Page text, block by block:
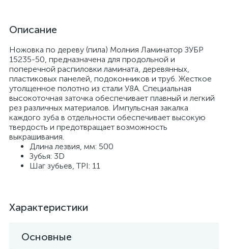
Описание
Ножовка по дереву (пила) Молния Ламинатор ЗУБР
15235-50, предназначена для продольной и
поперечной распиловки ламината, деревянных,
пластиковых панелей, подоконников и труб. Жесткое
утолщенное полотно из стали У8А. Специальная
высокоточная заточка обеспечивает плавный и легкий
рез различных материалов. Импульсная закалка
каждого зуба в отдельности обеспечивает высокую
твердость и предотвращает возможность
выкрашивания.
Длина лезвия, мм: 500
Зубья: 3D
Шаг зубьев, TPI: 11
Характеристики
Основные